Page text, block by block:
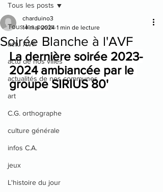
Tous les posts
actu AVF
actu de nos villes
actualités de nos communes
art
C.G. orthographe
culture générale
infos C.A.
jeux
L'histoire du jour
Tous les posts
Soirée Blanche à l'AVF
charduino3
14 mai 2024 1 min de lecture
La dernière soirée 2023-
2024 ambiancée par le
groupe SIRIUS 80'